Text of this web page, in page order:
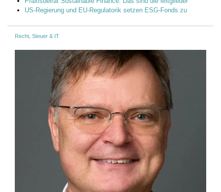
US-Regierung und EU-Regulatorik setzen ESG-Fonds zu
Recht, Steuer & IT